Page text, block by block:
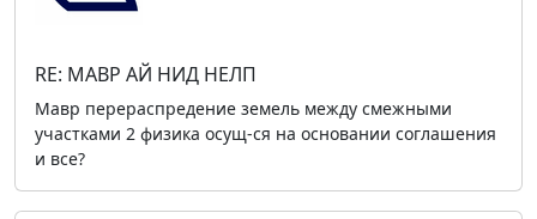
RE: МАВР АЙ НИД НЕЛП
Мавр перераспредение земель между смежными
участками 2 физика осущ-ся на основании соглашения
и все?